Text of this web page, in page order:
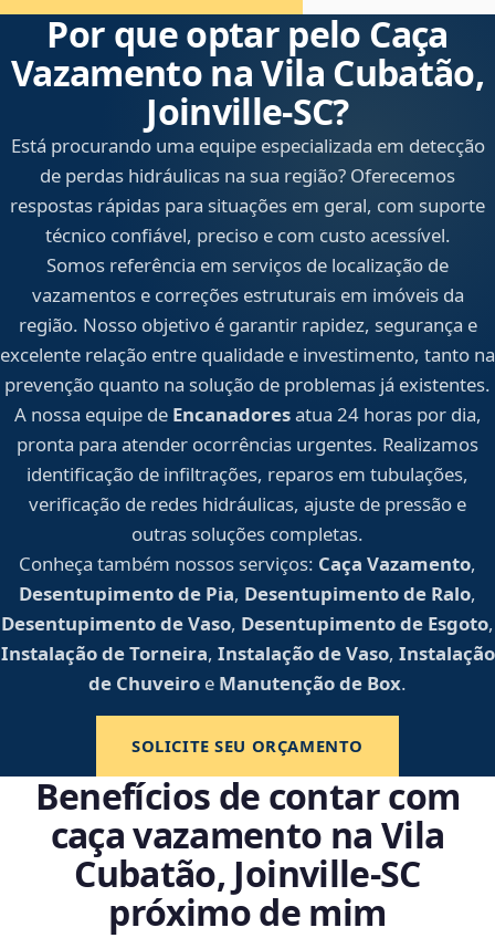
Por que optar pelo Caça
Vazamento na Vila Cubatão,
Joinville‑SC?
Está procurando uma equipe especializada em detecção
de perdas hidráulicas na sua região? Oferecemos
respostas rápidas para situações em geral, com suporte
técnico confiável, preciso e com custo acessível.
Somos referência em serviços de localização de
vazamentos e correções estruturais em imóveis da
região. Nosso objetivo é garantir rapidez, segurança e
excelente relação entre qualidade e investimento, tanto na
prevenção quanto na solução de problemas já existentes.
A nossa equipe de Encanadoresatua 24 horas por dia,
pronta para atender ocorrências urgentes. Realizamos
identificação de infiltrações, reparos em tubulações,
verificação de redes hidráulicas, ajuste de pressão e
outras soluções completas.
Conheça também nossos serviços: Caça Vazamento,
Desentupimento de Pia, Desentupimento de Ralo,
Desentupimento de Vaso, Desentupimento de Esgoto,
Instalação de Torneira, Instalação de Vaso, Instalação
de Chuveiro e Manutenção de Box.
SOLICITE SEU ORÇAMENTO
Benefícios de contar com
caça vazamento na Vila
Cubatão, Joinville‑SC
próximo de mim